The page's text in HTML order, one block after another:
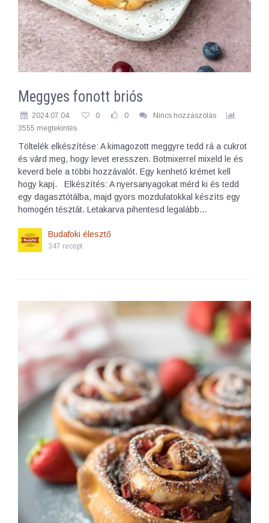
Meggyes fonott briós
2024.07.04. 0 0
Nincs hozzászólás
3555 megtekintés
Töltelék elkészítése: A kimagozott meggyre tedd rá a cukrot
és várd meg, hogy levet eresszen. Botmixerrel mixeld le és
keverd bele a többi hozzávalót. Egy kenhető krémet kell
hogy kapj. Elkészítés: A nyersanyagokat mérd ki és tedd
egy dagasztótálba, majd gyors mozdulatokkal készíts egy
homogén tésztát. Letakarva pihentesd legalább…
Budafoki élesztő
347 recept